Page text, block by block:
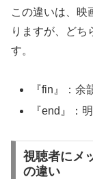
この違いは、映
りますが、どち
す。
『fin』：余
『end』：
視聴者にメ
の違い